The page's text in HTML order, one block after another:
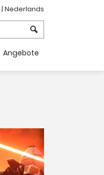
| Nederlands
Angebote